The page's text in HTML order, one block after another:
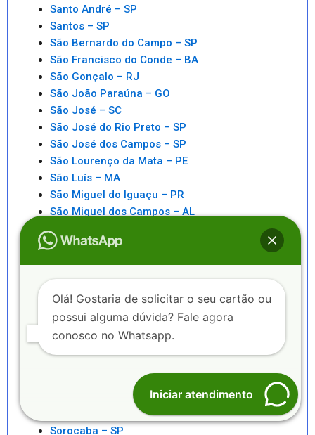
Santo André – SP
Santos – SP
São Bernardo do Campo – SP
São Francisco do Conde – BA
São Gonçalo – RJ
São João Paraúna – GO
São José – SC
São José do Rio Preto – SP
São José dos Campos – SP
São Lourenço da Mata – PE
São Luís – MA
São Miguel do Iguaçu – PR
São Miguel dos Campos – AL
São Paulo – SP
São Pedro da Aldeia – RJ
São Sebastiao – SP
São Sebastião – AL
Saquarema – RJ
Senhor do Bonfim – BA
Seropédica – RJ
Sete Lagoas – MG
Sorocaba – SP
Olá! Gostaria de solicitar o seu cartão ou
possui alguma dúvida? Fale agora
conosco no Whatsapp.
Iniciar atendimento